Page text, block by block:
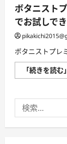
ボタニスト
でお試しで
ボタニストプレ
「続きを読む」
索: